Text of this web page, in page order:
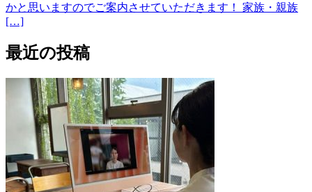
かと思いますのでご案内させていただきます！ 家族・親族
[…]
最近の投稿